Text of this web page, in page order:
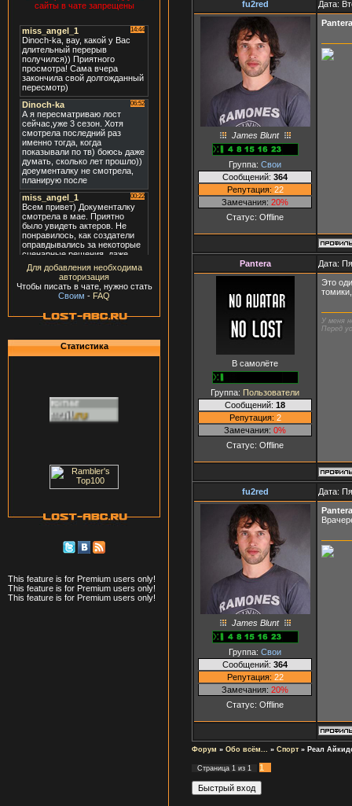
сайты в чате запрещены
Для добавления необходима
авторизация
Чтобы писать в чате, нужно стать
Своим - FAQ
Статистика
This feature is for Premium users only!
This feature is for Premium users only!
This feature is for Premium users only!
fu2red Дата:
James Blunt
Группа: Свои
Сообщений: 364
Репутация: 22
Замечания: 20%
Статус: Offline
Pantera
Pantera Дата:
В самолёте
Группа: Пользователи
Сообщений: 18
Репутация: 2
Замечания: 0%
Статус: Offline
Это
У меня
Перед
fu2red Дата:
James Blunt
Группа: Свои
Сообщений: 364
Репутация: 22
Замечания: 20%
Статус: Offline
Pantera
Форум » Обо всём... » Спорт » Реал
Страница 1 из 1 1